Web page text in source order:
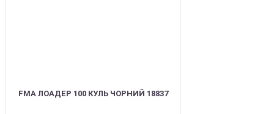
FMA ЛОАДЕР 100 КУЛЬ ЧОРНИЙ 18837